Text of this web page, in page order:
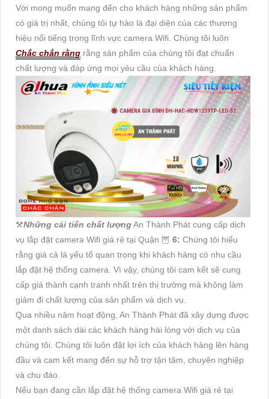
Với mong muốn mang đến cho khách hàng những sản phẩm
có giá trị nhất, chúng tôi tự hào là đại diện của các thương
hiệu nổi tiếng trong lĩnh vực camera Wifi. Chúng tôi luôn
Chắc chắn rằng rằng sản phẩm của chúng tôi đạt chuẩn
chất lượng và đáp ứng mọi yêu cầu của khách hàng.
⚒Những cải tiến chất lượngAn Thành Phát cung cấp dịch
vụ lắp đặt camera Wifi giá rẻ tại Quận 🦉 6: Chúng tôi hiểu
rằng giá cả là yếu tố quan trọng khi khách hàng có nhu cầu
lắp đặt hệ thống camera. Vì vậy, chúng tôi cam kết sẽ cung
cấp giá thành cạnh tranh nhất trên thị trường mà không làm
giảm đi chất lượng của sản phẩm và dịch vụ.
Qua nhiều năm hoạt động, An Thành Phát đã xây dựng được
một danh sách dài các khách hàng hài lòng với dịch vụ của
chúng tôi. Chúng tôi luôn đặt lợi ích của khách hàng lên hàng
đầu và cam kết mang đến sự hỗ trợ tận tâm, chuyên nghiệp
và chu đáo.
Nếu bạn đang cần lắp đặt hệ thống camera Wifi giá rẻ tại